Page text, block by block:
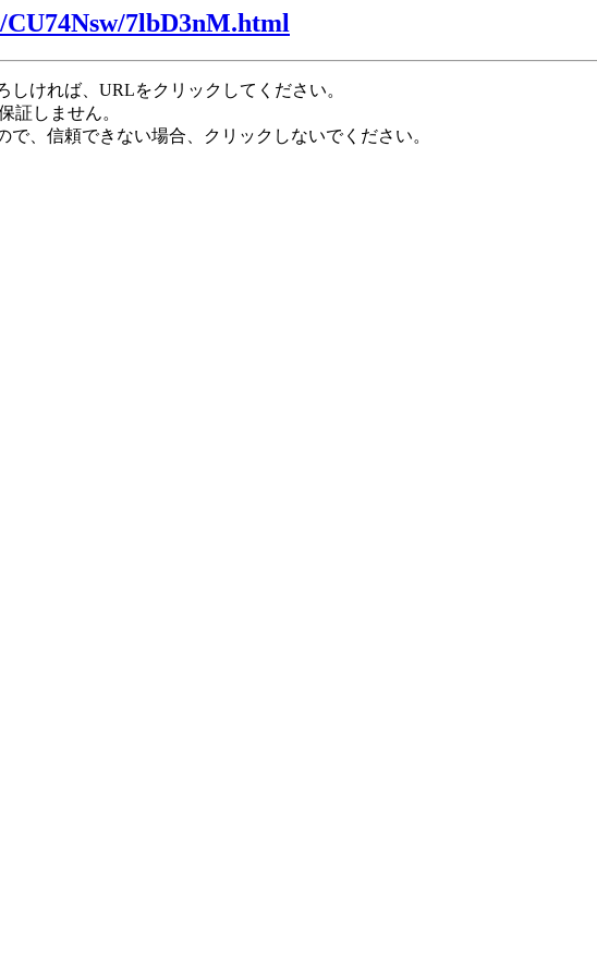
7lbD3nM.html
しければ、URLをクリックしてください。
証しません。
、信頼できない場合、クリックしないでください。